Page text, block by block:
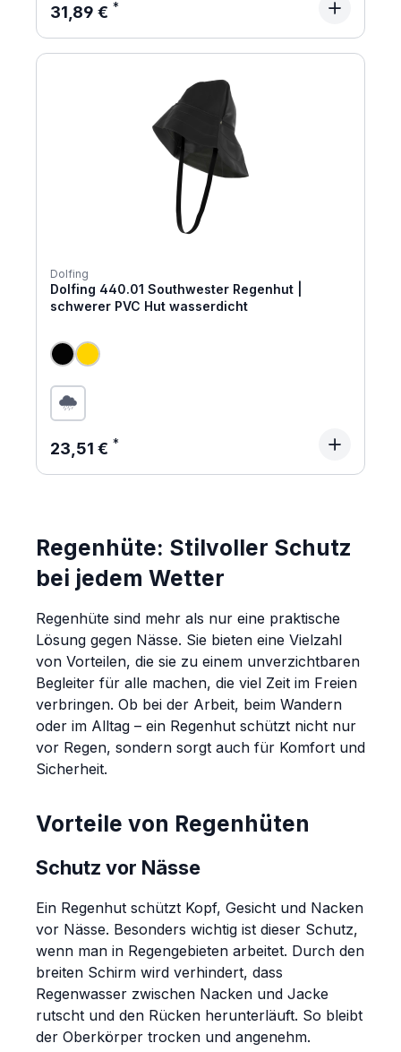
Regulärer Preis:
31,89 €
Dolfing
Dolfing 440.01 Southwester Regenhut |
schwerer PVC Hut wasserdicht
Regulärer Preis:
23,51 €
Regenhüte: Stilvoller Schutz
bei jedem Wetter
Regenhüte sind mehr als nur eine praktische
Lösung gegen Nässe. Sie bieten eine Vielzahl
von Vorteilen, die sie zu einem unverzichtbaren
Begleiter für alle machen, die viel Zeit im Freien
verbringen. Ob bei der Arbeit, beim Wandern
oder im Alltag – ein Regenhut schützt nicht nur
vor Regen, sondern sorgt auch für Komfort und
Sicherheit.
Vorteile von Regenhüten
Schutz vor Nässe
Ein Regenhut schützt Kopf, Gesicht und Nacken
vor Nässe. Besonders wichtig ist dieser Schutz,
wenn man in Regengebieten arbeitet. Durch den
breiten Schirm wird verhindert, dass
Regenwasser zwischen Nacken und Jacke
rutscht und den Rücken herunterläuft. So bleibt
der Oberkörper trocken und angenehm.